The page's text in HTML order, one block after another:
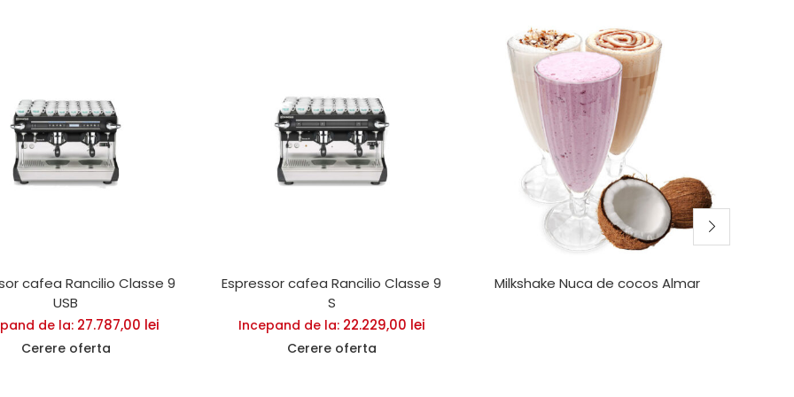
cafea Rancilio Classe 9
USB
de la: 27.787,00 lei
Cerere oferta
Espressor cafea Rancilio Classe 9
S
Incepand de la: 22.229,00 lei
Cerere oferta
Milkshake Nuca de cocos Almar